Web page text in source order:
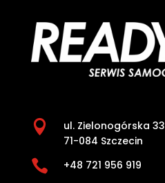

ul. Zielonogórska 33
71-084 Szczecin
 +48 721 956 919